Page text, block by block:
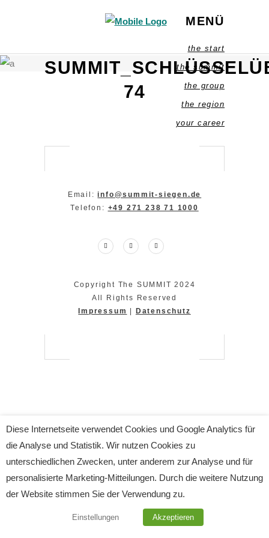
MENÜ
the start
the summit
the group
the region
your career
74
Email:info@summit-siegen.de
Telefon: +49 271 238 71 1000
Copyright The SUMMIT 2024
All Rights Reserved
Impressum | Datenschutz
Diese Internetseite verwendet Cookies und Google Analytics für
die Analyse und Statistik. Wir nutzen Cookies zu
unterschiedlichen Zwecken, unter anderem zur Analyse und für
personalisierte Marketing-Mitteilungen. Durch die weitere Nutzung
der Website stimmen Sie der Verwendung zu.
Einstellungen Akzeptieren